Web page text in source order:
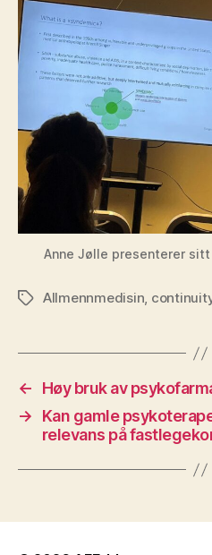
Anne Jølle presenterer
StikkordAllmennmedisin,
←
Høy bruk av
→
Kan gamle
relevans på